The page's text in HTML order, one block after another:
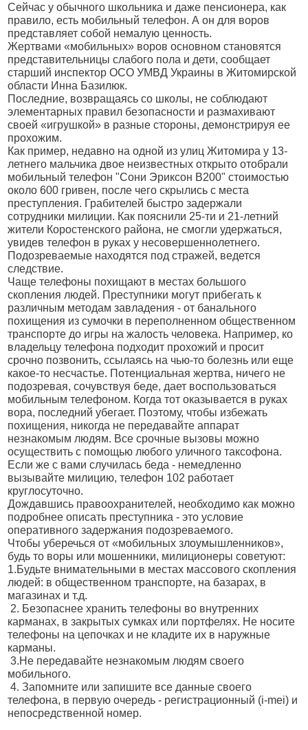
Сейчас у обычного школьника и даже пенсионера, как
правило, есть мобильный телефон. А он для воров
представляет собой немалую ценность.
Жертвами «мобильных» воров основном становятся
представительницы слабого пола и дети, сообщает
старший инспектор ОСО УМВД Украины в Житомирской
области Инна Базилюк.
Последние, возвращаясь со школы, не соблюдают
элементарных правил безопасности и размахивают
своей «игрушкой» в разные стороны, демонстрируя ее
прохожим.
Как пример, недавно на одной из улиц Житомира у 13-
летнего мальчика двое неизвестных открыто отобрали
мобильный телефон "Сони Эриксон В200" стоимостью
около 600 гривен, после чего скрылись с места
преступления. Грабителей быстро задержали
сотрудники милиции. Как пояснили 25-ти и 21-летний
жители Коростенского района, не смогли удержаться,
увидев телефон в руках у несовершеннолетнего.
Подозреваемые находятся под стражей, ведется
следствие.
Чаще телефоны похищают в местах большого
скопления людей. Преступники могут прибегать к
различным методам завладения - от банального
похищения из сумочки в переполненном общественном
транспорте до игры на жалость человека. Например, ко
владельцу телефона подходит прохожий и просит
срочно позвонить, ссылаясь на чью-то болезнь или еще
какое-то несчастье. Потенциальная жертва, ничего не
подозревая, сочувствуя беде, дает воспользоваться
мобильным телефоном. Когда тот оказывается в руках
вора, последний убегает. Поэтому, чтобы избежать
похищения, никогда не передавайте аппарат
незнакомым людям. Все срочные вызовы можно
осуществить с помощью любого уличного таксофона.
Если же с вами случилась беда - немедленно
вызывайте милицию, телефон 102 работает
круглосуточно.
Дождавшись правоохранителей, необходимо как можно
подробнее описать преступника - это условие
оперативного задержания подозреваемого.
Чтобы уберечься от «мобильных злоумышленников»,
будь то воры или мошенники, милиционеры советуют:
1.Будьте внимательными в местах массового скопления
людей: в общественном транспорте, на базарах, в
магазинах и т.д.
2. Безопаснее хранить телефоны во внутренних
карманах, в закрытых сумках или портфелях. Не носите
телефоны на цепочках и не кладите их в наружные
карманы.
3.Не передавайте незнакомым людям своего
мобильного.
4. Запомните или запишите все данные своего
телефона, в первую очередь - регистрационный (i-mei) и
непосредственной номер.